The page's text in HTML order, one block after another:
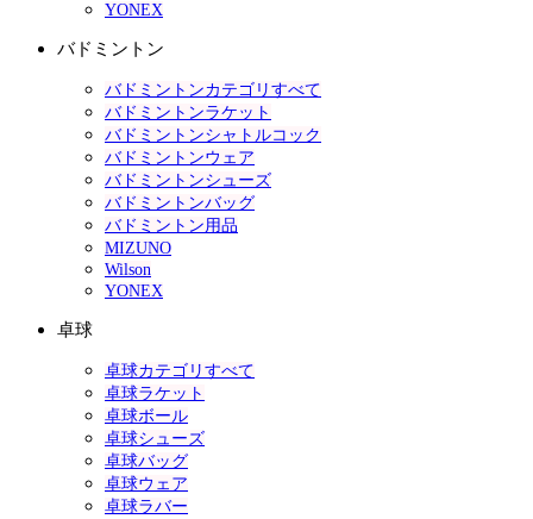
YONEX
バドミントン
バドミントンカテゴリすべて
バドミントンラケット
バドミントンシャトルコック
バドミントンウェア
バドミントンシューズ
バドミントンバッグ
バドミントン用品
MIZUNO
Wilson
YONEX
卓球
卓球カテゴリすべて
卓球ラケット
卓球ボール
卓球シューズ
卓球バッグ
卓球ウェア
卓球ラバー